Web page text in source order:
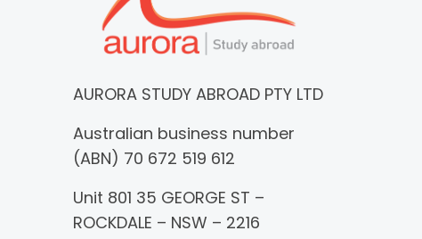
AURORA STUDY ABROAD PTY LTD
Australian business number
(ABN) 70 672 519 612
Unit 801 35 GEORGE ST –
ROCKDALE – NSW – 2216